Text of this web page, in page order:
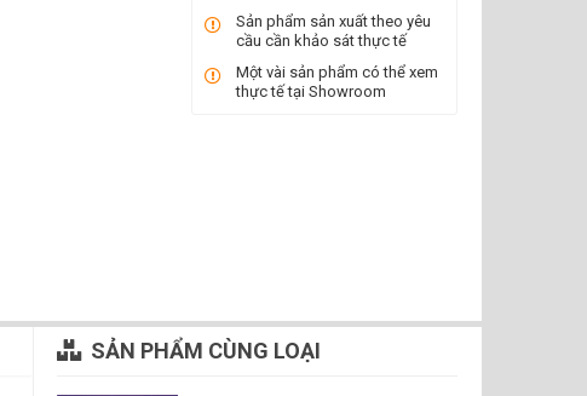
Sản phẩm sản xuất theo yêu
cầu cần khảo sát thực tế
Một vài sản phẩm có thể xem
thực tế tại Showroom
SẢN PHẨM CÙNG LOẠI